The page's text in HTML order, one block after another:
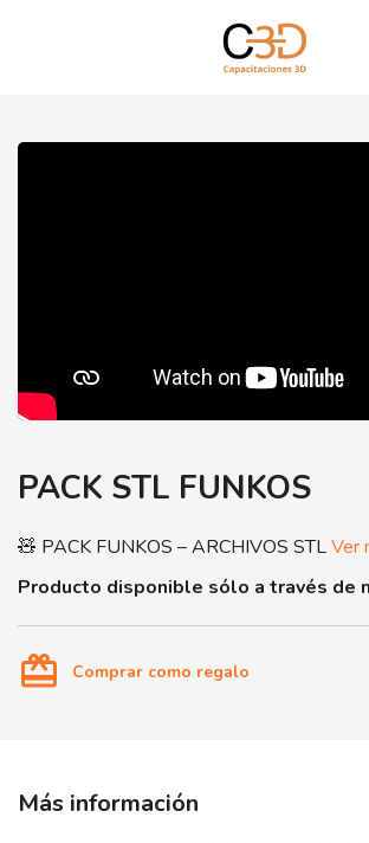
PACK STL FUNKOS
🧸 PACK FUNKOS – ARCHIVOS STLVer
Producto disponible sólo a través de
card_giftcard Comprar como regalo
Más información